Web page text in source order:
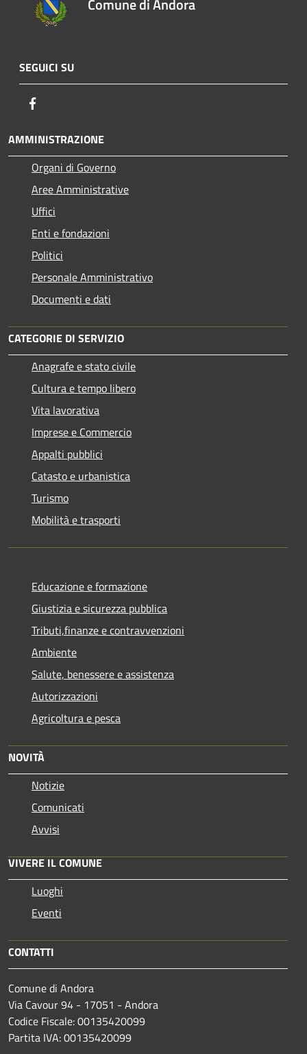
Comune di Andora
SEGUICI SU
AMMINISTRAZIONE
Organi di Governo
Aree Amministrative
Uffici
Enti e fondazioni
Politici
Personale Amministrativo
Documenti e dati
CATEGORIE DI SERVIZIO
Anagrafe e stato civile
Cultura e tempo libero
Vita lavorativa
Imprese e Commercio
Appalti pubblici
Catasto e urbanistica
Turismo
Mobilità e trasporti
Educazione e formazione
Giustizia e sicurezza pubblica
Tributi,finanze e contravvenzioni
Ambiente
Salute, benessere e assistenza
Autorizzazioni
Agricoltura e pesca
NOVITÀ
Notizie
Comunicati
Avvisi
VIVERE IL COMUNE
Luoghi
Eventi
CONTATTI
Comune di Andora
Via Cavour 94 - 17051 - Andora
Codice Fiscale: 00135420099
Partita IVA: 00135420099